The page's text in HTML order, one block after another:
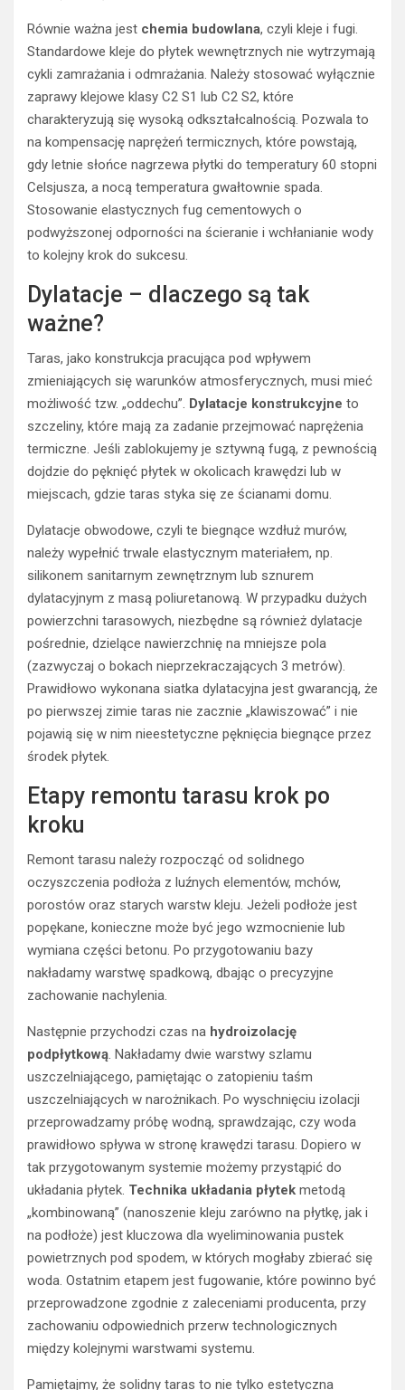
Równie ważna jest chemia budowlana, czyli kleje i fugi.
Standardowe kleje do płytek wewnętrznych nie wytrzymają
cykli zamrażania i odmrażania. Należy stosować wyłącznie
zaprawy klejowe klasy C2 S1 lub C2 S2, które
charakteryzują się wysoką odkształcalnością. Pozwala to
na kompensację naprężeń termicznych, które powstają,
gdy letnie słońce nagrzewa płytki do temperatury 60 stopni
Celsjusza, a nocą temperatura gwałtownie spada.
Stosowanie elastycznych fug cementowych o
podwyższonej odporności na ścieranie i wchłanianie wody
to kolejny krok do sukcesu.
Dylatacje – dlaczego są tak
ważne?
Taras, jako konstrukcja pracująca pod wpływem
zmieniających się warunków atmosferycznych, musi mieć
możliwość tzw. „oddechu”. Dylatacje konstrukcyjne to
szczeliny, które mają za zadanie przejmować naprężenia
termiczne. Jeśli zablokujemy je sztywną fugą, z pewnością
dojdzie do pęknięć płytek w okolicach krawędzi lub w
miejscach, gdzie taras styka się ze ścianami domu.
Dylatacje obwodowe, czyli te biegnące wzdłuż murów,
należy wypełnić trwale elastycznym materiałem, np.
silikonem sanitarnym zewnętrznym lub sznurem
dylatacyjnym z masą poliuretanową. W przypadku dużych
powierzchni tarasowych, niezbędne są również dylatacje
pośrednie, dzielące nawierzchnię na mniejsze pola
(zazwyczaj o bokach nieprzekraczających 3 metrów).
Prawidłowo wykonana siatka dylatacyjna jest gwarancją, że
po pierwszej zimie taras nie zacznie „klawiszować” i nie
pojawią się w nim nieestetyczne pęknięcia biegnące przez
środek płytek.
Etapy remontu tarasu krok po
kroku
Remont tarasu należy rozpocząć od solidnego
oczyszczenia podłoża z luźnych elementów, mchów,
porostów oraz starych warstw kleju. Jeżeli podłoże jest
popękane, konieczne może być jego wzmocnienie lub
wymiana części betonu. Po przygotowaniu bazy
nakładamy warstwę spadkową, dbając o precyzyjne
zachowanie nachylenia.
Następnie przychodzi czas na hydroizolację
podpłytkową. Nakładamy dwie warstwy szlamu
uszczelniającego, pamiętając o zatopieniu taśm
uszczelniających w narożnikach. Po wyschnięciu izolacji
przeprowadzamy próbę wodną, sprawdzając, czy woda
prawidłowo spływa w stronę krawędzi tarasu. Dopiero w
tak przygotowanym systemie możemy przystąpić do
układania płytek. Technika układania płytek metodą
„kombinowaną” (nanoszenie kleju zarówno na płytkę, jak i
na podłoże) jest kluczowa dla wyeliminowania pustek
powietrznych pod spodem, w których mogłaby zbierać się
woda. Ostatnim etapem jest fugowanie, które powinno być
przeprowadzone zgodnie z zaleceniami producenta, przy
zachowaniu odpowiednich przerw technologicznych
między kolejnymi warstwami systemu.
Pamiętajmy, że solidny taras to nie tylko estetyczna